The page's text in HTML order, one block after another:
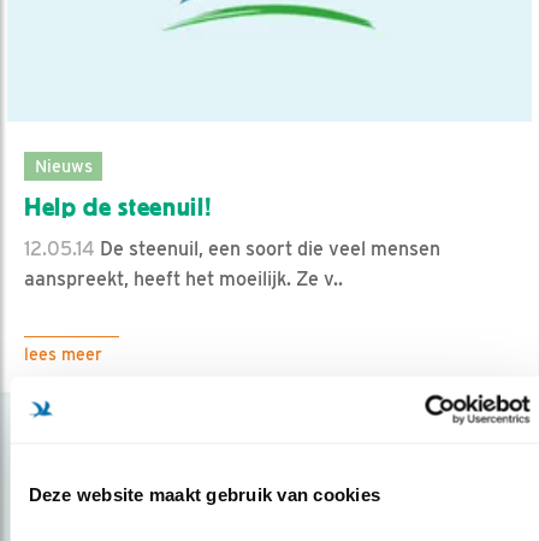
Deze website maakt gebruik van cookies
Nieuws
Help de steenuil!
12.05.14 De steenuil, een soort die veel mensen
aanspreekt, heeft het moeilijk. Ze v..
lees meer